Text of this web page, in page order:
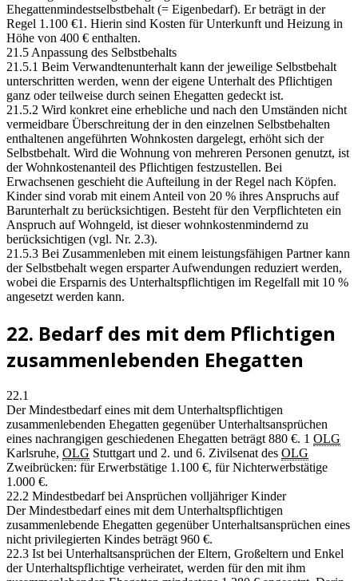
Ehegattenmindestselbstbehalt (= Eigenbedarf). Er beträgt in der
Regel 1.100 €1. Hierin sind Kosten für Unterkunft und Heizung in
Höhe von 400 € enthalten.
21.5 Anpassung des Selbstbehalts
21.5.1 Beim Verwandtenunterhalt kann der jeweilige Selbstbehalt
unterschritten werden, wenn der eigene Unterhalt des Pflichtigen
ganz oder teilweise durch seinen Ehegatten gedeckt ist.
21.5.2 Wird konkret eine erhebliche und nach den Umständen nicht
vermeidbare Überschreitung der in den einzelnen Selbstbehalten
enthaltenen angeführten Wohnkosten dargelegt, erhöht sich der
Selbstbehalt. Wird die Wohnung von mehreren Personen genutzt, ist
der Wohnkostenanteil des Pflichtigen festzustellen. Bei
Erwachsenen geschieht die Aufteilung in der Regel nach Köpfen.
Kinder sind vorab mit einem Anteil von 20 % ihres Anspruchs auf
Barunterhalt zu berücksichtigen. Besteht für den Verpflichteten ein
Anspruch auf Wohngeld, ist dieser wohnkostenmindernd zu
berücksichtigen (vgl. Nr. 2.3).
21.5.3 Bei Zusammenleben mit einem leistungsfähigen Partner kann
der Selbstbehalt wegen ersparter Aufwendungen reduziert werden,
wobei die Ersparnis des Unterhaltspflichtigen im Regelfall mit 10 %
angesetzt werden kann.
22. Bedarf des mit dem Pflichtigen
zusammenlebenden Ehegatten
22.1
Der Mindestbedarf eines mit dem Unterhaltspflichtigen
zusammenlebenden Ehegatten gegenüber Unterhaltsansprüchen
eines nachrangigen geschiedenen Ehegatten beträgt 880 €. 1 OLG
Karlsruhe, OLG Stuttgart und 2. und 6. Zivilsenat des OLG
Zweibrücken: für Erwerbstätige 1.100 €, für Nichterwerbstätige
1.000 €.
22.2 Mindestbedarf bei Ansprüchen volljähriger Kinder
Der Mindestbedarf eines mit dem Unterhaltspflichtigen
zusammenlebende Ehegatten gegenüber Unterhaltsansprüchen eines
nicht privilegierten Kindes beträgt 960 €.
22.3 Ist bei Unterhaltsansprüchen der Eltern, Großeltern und Enkel
der Unterhaltspflichtige verheiratet, werden für den mit ihm